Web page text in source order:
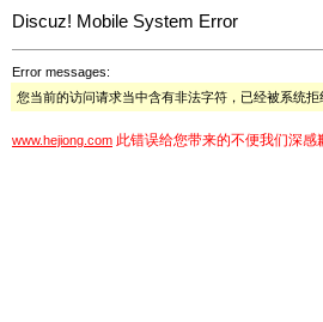
Discuz! Mobile System Error
Error messages:
您当前的访问请求当中含有非法字符，已经被系统拒
www.hejiong.com 此错误给您带来的不便我们深感